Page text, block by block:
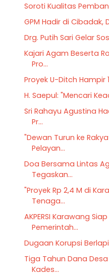
Soroti Kualitas
GPM Hadir di Cibadak,
Drg. Putih Sari Gelar
Kajari Agam Beserta
Pro...
Proyek U-Ditch Hampir
H. Saepul: "Mencari
Sri Rahayu Agustina
Pr...
"Dewan Turun ke
Pelayan...
Doa Bersama Lintas
Tegaskan...
"Proyek Rp 2,4 M di
Tenaga...
AKPERSI Karawang
Pemerintah...
Dugaan Korupsi
Tiga Tahun Dana Desa
Kades...